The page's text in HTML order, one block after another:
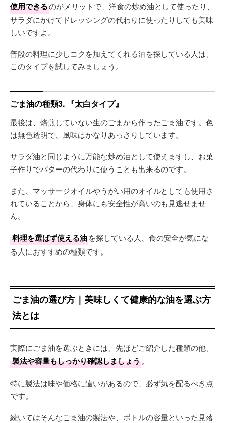
使用できるのがメリットで、洋食の炒め油として使ったり、
サラダにかけてドレッシングの代わりに使ったりしても美味
しいですよ。
普段の料理に少しコクを加えてくれる油を探している人は、
このタイプを試してみましょう。
ごま油の種類3. 『太白タイプ』
最後は、焙煎していない生のごまから作ったごま油です。色
は無色透明で、風味はかなりあっさりしています。
サラダ油と同じように万能な炒め油として使えますし、お菓
子作りでバターの代わりに使うことも出来るのです。
また、マッサージオイルやうがい用のオイルとしても使用さ
れていることから、身体にも安全性が高いのも見逃せませ
ん。
料理を選ばず使える油を探している人、食の安全が気にな
る人におすすめの種類です。
ごま油の選び方｜美味しくて健康的な油を選ぶ方
法とは
実際にごま油を選ぶときには、先ほどご紹介した種類の他、
製法や容量もしっかり確認しましょう。
特に製法は味や価格に違いがあるので、必ず気を配るべき点
です。
続いてはそんなごま油の製法や、ボトルの容量といった見落